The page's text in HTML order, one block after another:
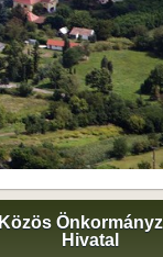
Közös
Hivatal